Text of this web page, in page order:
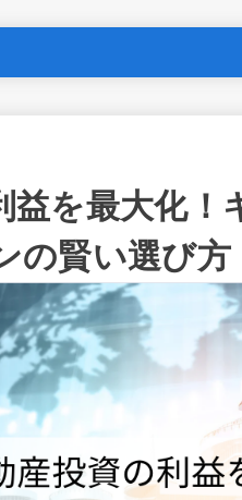
益を最大化！
の賢い選び方